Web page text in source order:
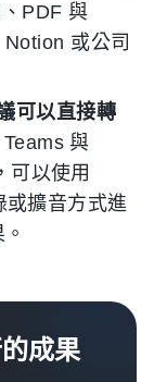
PDF 與
或公司
可以直接轉
與
可以使用
擴音方式進
成果